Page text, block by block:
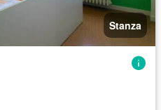
Stanza